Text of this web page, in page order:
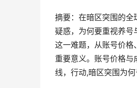
摘要：在暗区突围的全
疑惑，为何要重视养号
这一难题，从账号价格
重要意义。账号价格
线，行动,暗区突围为何